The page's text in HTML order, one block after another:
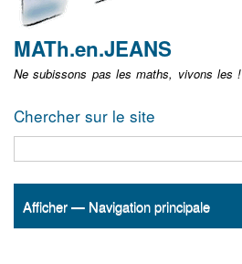
MATh.en.JEANS
Ne subissons pas les maths, vivons les !
Chercher sur le site
Navigation
Afficher — Navigation principale